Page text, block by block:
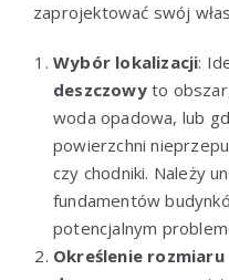
zaprojektować swój
Wybór lokalizacji:
deszczowyto
woda opadowa, lub
powierzchni
czy chodniki. Należy
fundamentów
potencjalnym
Określenie